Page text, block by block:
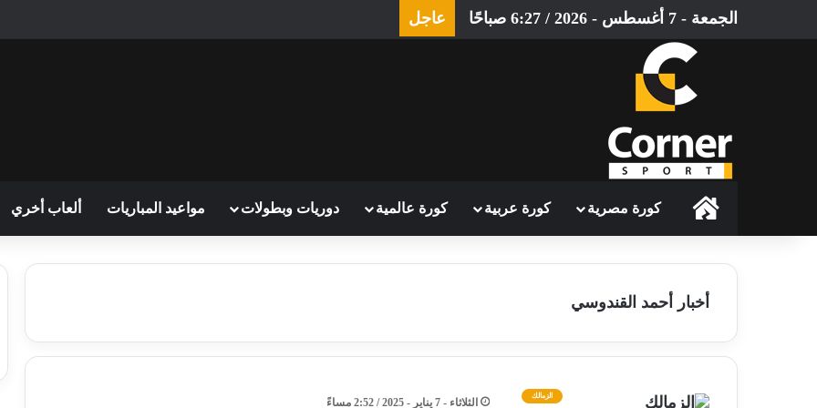
الجمعة - 7 أغسطس - 2026 / 6:27 صباحًا عاجل
الرئيسيةكورة مصرية كورة عربية كورة عالمية دوريات وبطولات مواعيد المباريات ألعاب أخري
أخبار أحمد القندوسي
الزمالك
الثلاثاء - 7 يناير - 2025 / 2:52 مساءً